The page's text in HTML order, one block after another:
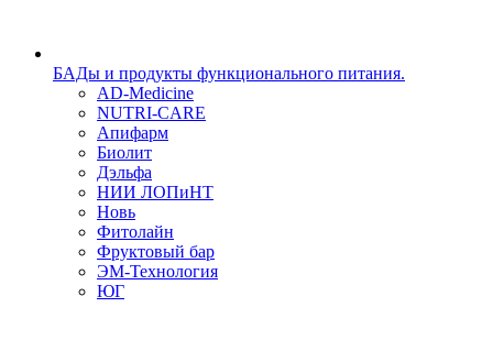
БАДы и продукты функционального питания.
AD-Medicine
NUTRI-CARE
Апифарм
Биолит
Дэльфа
НИИ ЛОПиНТ
Новь
Фитолайн
Фруктовый бар
ЭМ-Технология
ЮГ